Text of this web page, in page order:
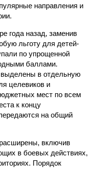
направления и
года назад, заменив
льготу для детей-
по упрощенной
баллами.
в отдельную
целевиков и
мест по всем
к концу
на общий
включив
в боевых действиях,
Порядок